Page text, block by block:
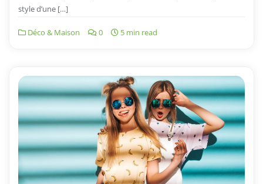
style d’une […]
Déco & Maison 0 5 min read